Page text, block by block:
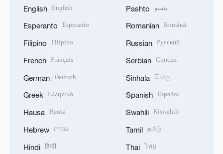
English English
Esperanto Esperanto
Filipino Filipino
French Français
German Deutsch
Greek Ελληνικά
Hausa Hausa
Hebrew עברית
Hindi हिन्दी
Pashto پښتو
Romanian Română
Russian Русский
Serbian Српски
Sinhala සිංහල
Spanish Español
Swahili Kiswahili
Tamil தமிழ்
Thai ไทย